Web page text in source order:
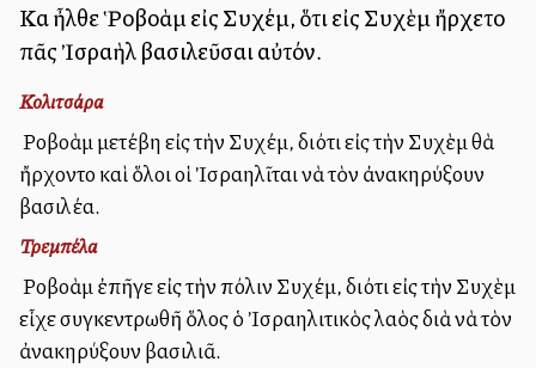
Καὶ ἦλθε Ῥοβοὰμ εἰς Συχέμ, ὅτι εἰς Συχὲμ ἤρχετο
πᾶς Ἰσραὴλ βασιλεῦσαι αὐτόν.
Κολιτσάρα
Ὁ Ροβοὰμ μετέβη εἰς τὴν Συχέμ, διότι εἰς τὴν Συχὲμ θὰ
ἤρχοντο καὶ ὅλοι οἱ Ἰσραηλῖται νὰ τὸν ἀνακηρύξουν
βασιλέα.
Τρεμπέλα
Ὁ Ροβοὰμ ἐπῆγε εἰς τὴν πόλιν Συχέμ, διότι εἰς τὴν Συχὲμ
εἶχε συγκεντρωθῆ ὅλος ὁ Ἰσραηλιτικὸς λαὸς διὰ νὰ τὸν
ἀνακηρύξουν βασιλιᾶ.